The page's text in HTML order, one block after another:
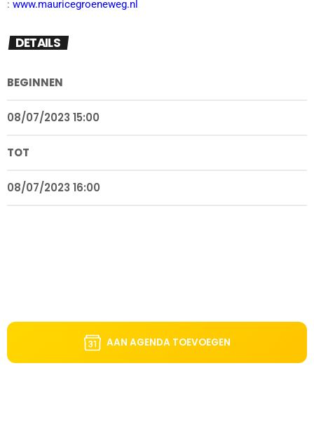
: www.mauricegroeneweg.nl
DETAILS
BEGINNEN
08/07/2023 15:00
TOT
08/07/2023 16:00
AAN AGENDA TOEVOEGEN